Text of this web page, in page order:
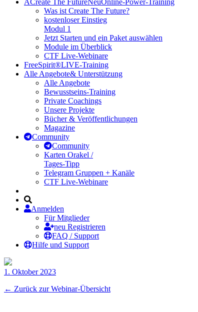
Was ist Create The Future?
kostenloser Einstieg
Modul 1
Jetzt Starten und ein Paket auswählen
Module im Überblick
CTF Live-Webinare
FreeSpirit®LIVE-Training
Alle Angebote& Unterstützung
Alle Angebote
Bewusstseins-Training
Private Coachings
Unsere Projekte
Bücher & Veröffentlichungen
Magazine
Community
Community
Karten Orakel /
Tages-Tipp
Telegram Gruppen + Kanäle
CTF Live-Webinare
Anmelden
Für Mitglieder
neu Registrieren
FAQ / Support
Hilfe und Support
1. Oktober 2023
← Zurück zur Webinar-Übersicht